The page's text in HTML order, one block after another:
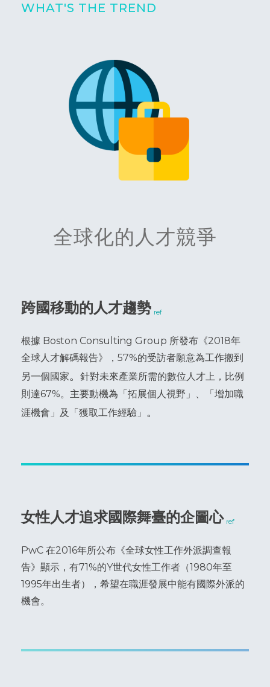
WHAT'S THE TREND
全球化的人才競爭
跨國移動的人才趨勢 ref
根據 Boston Consulting Group 所發布《2018年
全球人才解碼報告》，57%的受訪者願意為工作搬到
另一個國家。 針對未來產業所需的數位人才上，比例
則達67%。主要動機為「拓展個人視野」、「增加職
涯機會」及「獲取工作經驗」 。
女性人才追求國際舞臺的企圖心 ref
PwC 在2016年所公布《全球女性工作外派調查報
告》顯示，有71%的Y世代女性工作者（1980年至
1995年出生者），希望在職涯發展中能有國際外派的
機會。